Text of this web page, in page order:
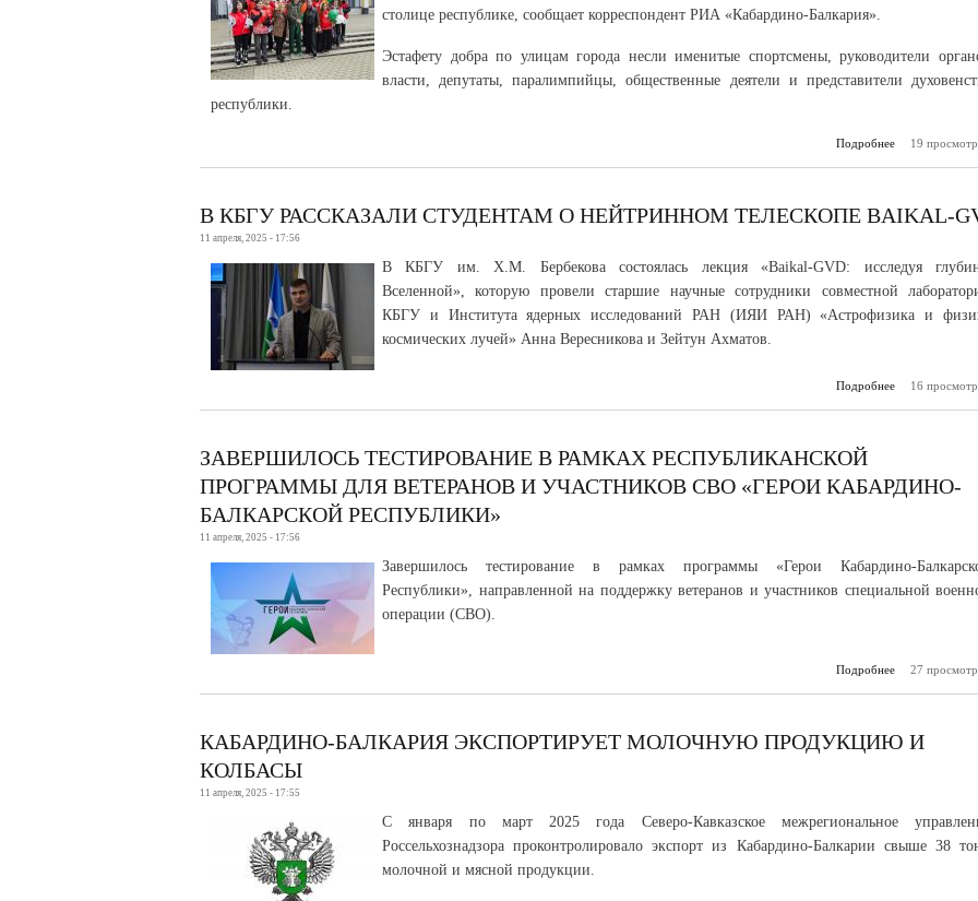
столице республике, сообщает корреспондент РИА «Кабардино-Балкария».
Эстафету добра по улицам города несли именитые спортсмены, руководители
власти, депутаты, паралимпийцы, общественные деятели и представители
республики.
Подробнее
о «Огонь
19
В КБГУ РАССКАЗАЛИ СТУДЕНТАМ О НЕЙТРИННОМ ТЕЛЕСКОПЕ BAIKAL-
11 апреля, 2025 - 17:56
В КБГУ им. Х.М. Бербекова состоялась лекция «Baikal-GVD: исследуя
Вселенной», которую провели старшие научные сотрудники совместной
КБГУ и Института ядерных исследований РАН (ИЯИ РАН) «Астрофизика и
космических лучей» Анна Вересникова и Зейтун Ахматов.
Подробнее
о В КБГУ
16
ЗАВЕРШИЛОСЬ ТЕСТИРОВАНИЕ В РАМКАХ РЕСПУБЛИКАНСКОЙ
ПРОГРАММЫ ДЛЯ ВЕТЕРАНОВ И УЧАСТНИКОВ СВО «ГЕРОИ КАБАРДИНО-
БАЛКАРСКОЙ РЕСПУБЛИКИ»
11 апреля, 2025 - 17:56
Завершилось тестирование в рамках программы «Герои Кабардино-
Республики», направленной на поддержку ветеранов и участников специальной
операции (СВО).
Подробнее
о
27
КАБАРДИНО-БАЛКАРИЯ ЭКСПОРТИРУЕТ МОЛОЧНУЮ ПРОДУКЦИЮ И
КОЛБАСЫ
11 апреля, 2025 - 17:55
С января по март 2025 года Северо-Кавказское межрегиональное
Россельхознадзора проконтролировало экспорт из Кабардино-Балкарии свыше 38
молочной и мясной продукции.